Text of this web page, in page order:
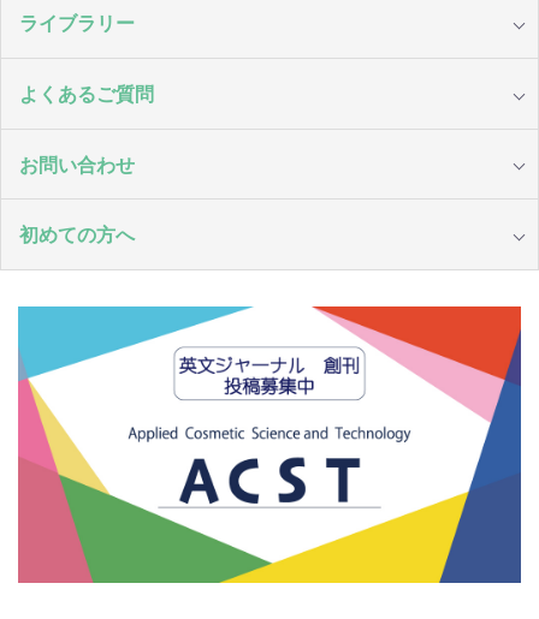
ライブラリー
よくあるご質問
お問い合わせ
初めての方へ